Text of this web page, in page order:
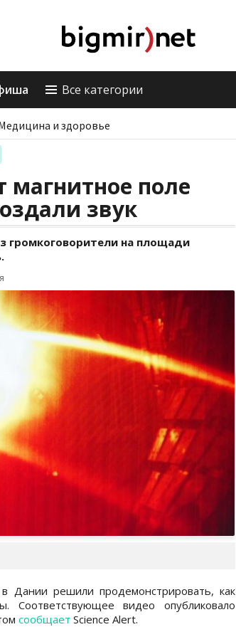
Все категории
и здоровье
магнитное поле
звук
громкоговорители на площади
в Дании решили продемонстрировать, как
Соответствующее видео опубликовало
сообщает Science Аlert.